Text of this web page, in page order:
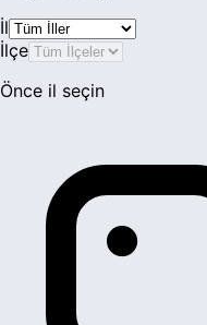
İl
İlçe
Önce il seçin